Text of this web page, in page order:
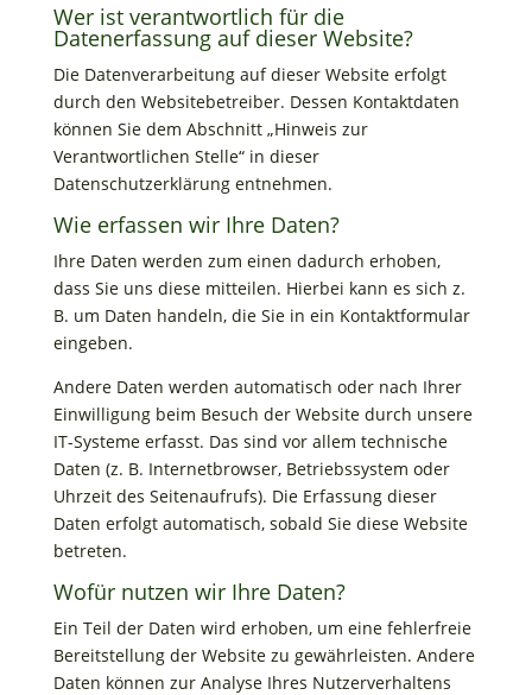
Wer ist verantwortlich für die
Datenerfassung auf dieser Website?
Die Datenverarbeitung auf dieser Website erfolgt
durch den Websitebetreiber. Dessen Kontaktdaten
können Sie dem Abschnitt „Hinweis zur
Verantwortlichen Stelle“ in dieser
Datenschutzerklärung entnehmen.
Wie erfassen wir Ihre Daten?
Ihre Daten werden zum einen dadurch erhoben,
dass Sie uns diese mitteilen. Hierbei kann es sich z.
B. um Daten handeln, die Sie in ein Kontaktformular
eingeben.
Andere Daten werden automatisch oder nach Ihrer
Einwilligung beim Besuch der Website durch unsere
IT-Systeme erfasst. Das sind vor allem technische
Daten (z. B. Internetbrowser, Betriebssystem oder
Uhrzeit des Seitenaufrufs). Die Erfassung dieser
Daten erfolgt automatisch, sobald Sie diese Website
betreten.
Wofür nutzen wir Ihre Daten?
Ein Teil der Daten wird erhoben, um eine fehlerfreie
Bereitstellung der Website zu gewährleisten. Andere
Daten können zur Analyse Ihres Nutzerverhaltens